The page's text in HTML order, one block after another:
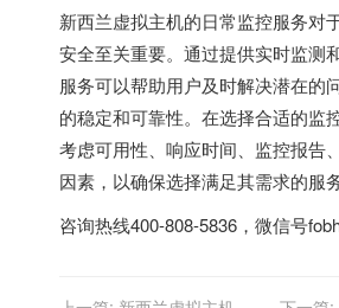
新西兰虚拟主机的日常监控服务对
安全至关重要。通过提供实时监测
服务可以帮助用户及时解决潜在的
的稳定和可靠性。在选择合适的监
考虑可用性、响应时间、监控报告
因素，以确保选择满足其需求的服
咨询热线400-808-5836，微信号